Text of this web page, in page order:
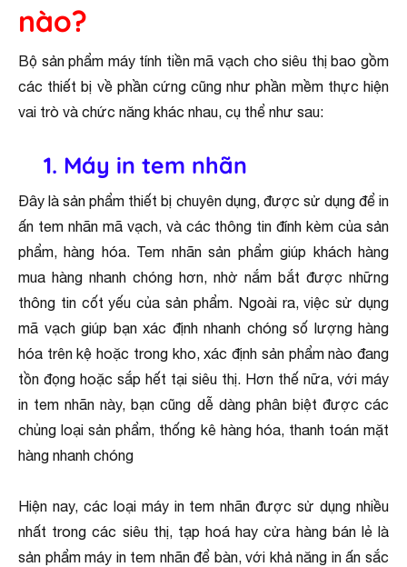
nào?
Bộ sản phẩm máy tính tiền mã vạch cho siêu thị bao gồm
các thiết bị về phần cứng cũng như phần mềm thực hiện
vai trò và chức năng khác nhau, cụ thể như sau:
1. Máy in tem nhãn
Đây là sản phẩm thiết bị chuyên dụng, được sử dụng để in
ấn tem nhãn mã vạch, và các thông tin đính kèm của sản
phẩm, hàng hóa. Tem nhãn sản phẩm giúp khách hàng
mua hàng nhanh chóng hơn, nhờ nắm bắt được những
thông tin cốt yếu của sản phẩm. Ngoài ra, việc sử dụng
mã vạch giúp bạn xác định nhanh chóng số lượng hàng
hóa trên kệ hoặc trong kho, xác định sản phẩm nào đang
tồn đọng hoặc sắp hết tại siêu thị. Hơn thế nữa, với máy
in tem nhãn này, bạn cũng dễ dàng phân biệt được các
chủng loại sản phẩm, thống kê hàng hóa, thanh toán mặt
hàng nhanh chóng
Hiện nay, các loại máy in tem nhãn được sử dụng nhiều
nhất trong các siêu thị, tạp hoá hay cửa hàng bán lẻ là
sản phẩm máy in tem nhãn để bàn, với khả năng in ấn sắc